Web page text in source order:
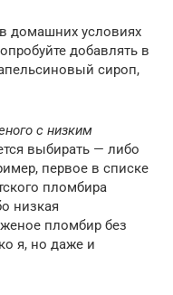
домашних условиях
добавлять в
сироп,
с низким
выбирать — либо
первое в списке
пломбира
низкая
пломбир без
я, но даже и